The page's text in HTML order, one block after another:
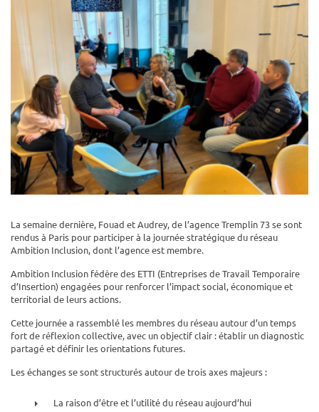
La semaine dernière, Fouad et Audrey, de l’agence Tremplin 73 se sont
rendus à Paris pour participer à la journée stratégique du réseau
Ambition Inclusion, dont l’agence est membre.
Ambition Inclusion fédère des ETTI (Entreprises de Travail Temporaire
d’Insertion) engagées pour renforcer l’impact social, économique et
territorial de leurs actions.
Cette journée a rassemblé les membres du réseau autour d’un temps
fort de réflexion collective, avec un objectif clair : établir un diagnostic
partagé et définir les orientations futures.
Les échanges se sont structurés autour de trois axes majeurs :
La raison d’être et l’utilité du réseau aujourd’hui